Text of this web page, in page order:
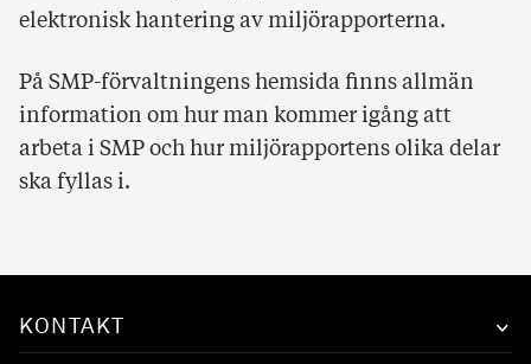
elektronisk hantering av miljörapporterna.
På SMP-förvaltningens hemsida finns allmän
information om hur man kommer igång att
arbeta i SMP och hur miljörapportens olika delar
ska fyllas i.
KONTAKT